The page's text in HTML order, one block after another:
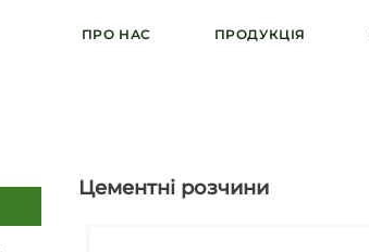
ПРО НАС ПРОДУКЦІЯ
Цементні розчини